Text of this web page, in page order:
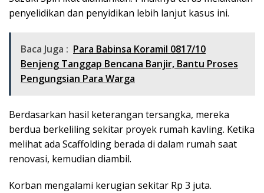
penyelidikan dan penyidikan lebih lanjut kasus ini.
Baca Juga : Para Babinsa Koramil 0817/10
Benjeng Tanggap Bencana Banjir, Bantu Proses
Pengungsian Para Warga
Berdasarkan hasil keterangan tersangka, mereka
berdua berkeliling sekitar proyek rumah kavling. Ketika
melihat ada Scaffolding berada di dalam rumah saat
renovasi, kemudian diambil.
Korban mengalami kerugian sekitar Rp 3 juta.